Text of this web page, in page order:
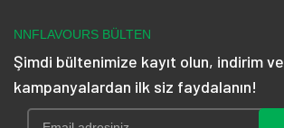
NNFLAVOURS BÜLTEN
Şimdi bültenimize kayıt olun, indirim ve
kampanyalardan ilk siz faydalanın!